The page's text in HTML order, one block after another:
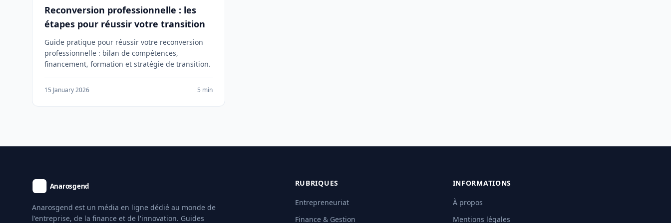
Reconversion professionnelle : les
étapes pour réussir votre transition
Guide pratique pour réussir votre reconversion
professionnelle : bilan de compétences,
financement, formation et stratégie de transition.
15 January 2026 5 min
Anarosgend est un média en ligne dédié au monde de
l'entreprise, de la finance et de l'innovation. Guides
RUBRIQUES
Entrepreneuriat
Finance & Gestion
INFORMATIONS
À propos
Mentions légales